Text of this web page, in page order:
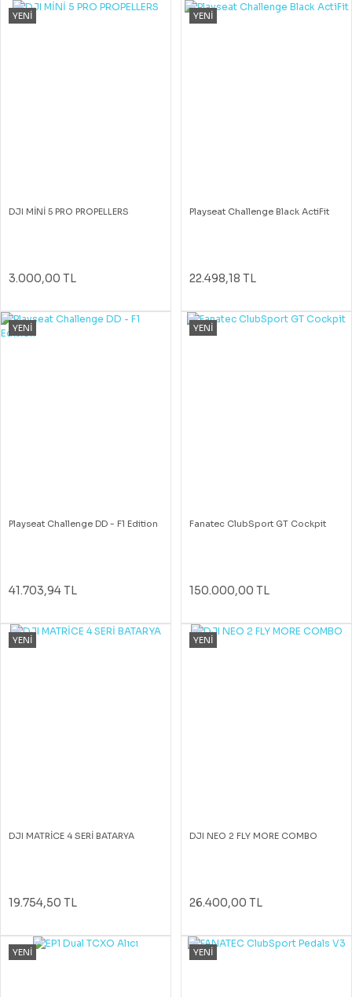
YENİ
DJI MİNİ 5 PRO PROPELLERS
3.000,00 TL
YENİ
Playseat Challenge Black ActiFit
22.498,18 TL
YENİ
Playseat Challenge DD - F1 Edition
41.703,94 TL
YENİ
Fanatec ClubSport GT Cockpit
150.000,00 TL
YENİ
DJI MATRİCE 4 SERİ BATARYA
19.754,50 TL
YENİ
DJI NEO 2 FLY MORE COMBO
26.400,00 TL
YENİ YENİ